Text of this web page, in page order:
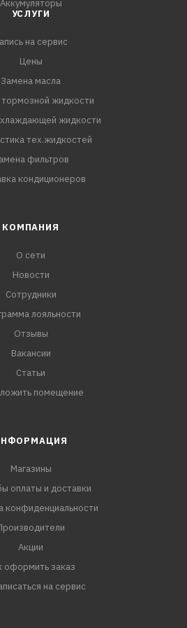
Аккумуляторы
УСЛУГИ
на сервис
Цены
Замена масла
жидкости
жидкости
тех.жидкостей
фильтров
кондиционеров
КОМПАНИЯ
О сети
Новости
Сотрудники
лояльности
Отзывы
Вакансии
Статьи
помещение
Магазины
оплаты и доставки
конфиденциальности
Акции
оформить заказ
на сервис